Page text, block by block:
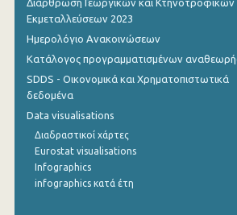
Μαΐου 2022
Απριλίου 2022
Μαρτίου 2022
Φεβρουαρίου 2022
Ιανουαρίου 2022
Δεκεμβρίου 2021
Διάρθρωση Γεωργικών και Κτηνοτροφικών
Εκμεταλλεύσεων 2023
Ημερολόγιο Ανακοινώσεων
Κατάλογος προγραμματισμένων
SDDS - Οικονομικά και Χρηματοπιστωτικά
δεδομένα
Data visualisations
Διαδραστικοί χάρτες
Eurostat visualisations
Infographics
infographics κατά έτη